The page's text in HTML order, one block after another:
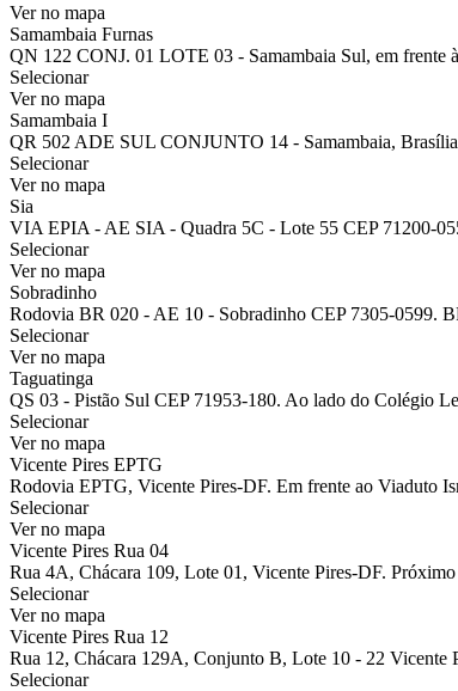
Ver no mapa
Samambaia Furnas
QN 122 CONJ. 01 LOTE 03 - Samambaia Sul, em frente
Selecionar
Ver no mapa
Samambaia I
QR 502 ADE SUL CONJUNTO 14 - Samambaia,
Selecionar
Ver no mapa
Sia
VIA EPIA - AE SIA - Quadra 5C - Lote 55 CEP 71200-
Selecionar
Ver no mapa
Sobradinho
Rodovia BR 020 - AE 10 - Sobradinho CEP 7305-0599.
Selecionar
Ver no mapa
Taguatinga
QS 03 - Pistão Sul CEP 71953-180. Ao lado do Colégio
Selecionar
Ver no mapa
Vicente Pires EPTG
Rodovia EPTG, Vicente Pires-DF. Em frente ao Viaduto
Selecionar
Ver no mapa
Vicente Pires Rua 04
Rua 4A, Chácara 109, Lote 01, Vicente Pires-DF.
Selecionar
Ver no mapa
Vicente Pires Rua 12
Rua 12, Chácara 129A, Conjunto B, Lote 10 - 22
Selecionar